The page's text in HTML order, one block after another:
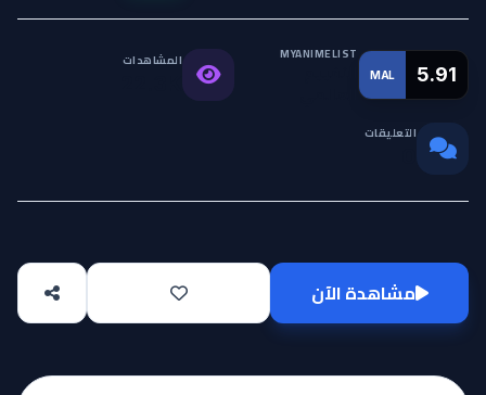
MAL 5.91
MYANIMELIST المشاهدات
التعليقات
مشاهدة الآن